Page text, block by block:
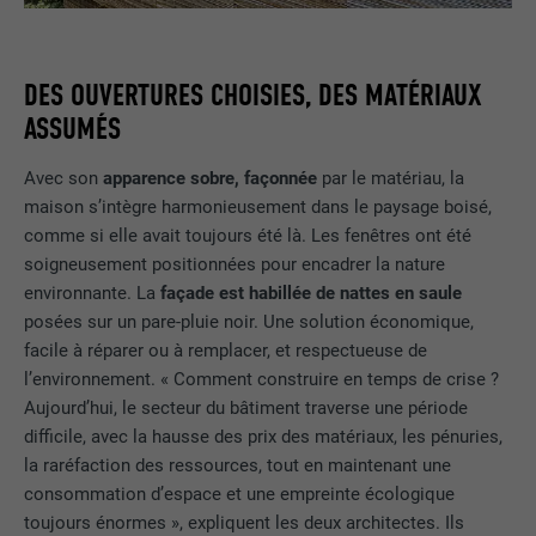
DES OUVERTURES CHOISIES, DES MATÉRIAUX
ASSUMÉS
Avec sonapparence sobre, façonnée par le matériau, la
maison s’intègre harmonieusement dans le paysage boisé,
comme si elle avait toujours été là. Les fenêtres ont été
soigneusement positionnées pour encadrer la nature
environnante. Lafaçade est habillée de nattes en saule
posées sur un pare-pluie noir. Une solution économique,
facile à réparer ou à remplacer, et respectueuse de
l’environnement. « Comment construire en temps de crise ?
Aujourd’hui, le secteur du bâtiment traverse une période
difficile, avec la hausse des prix des matériaux, les pénuries,
la raréfaction des ressources, tout en maintenant une
consommation d’espace et une empreinte écologique
toujours énormes », expliquent les deux architectes. Ils